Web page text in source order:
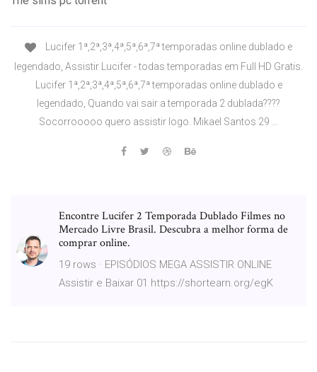
Lucifer 1ª,2ª,3ª,4ª,5ª,6ª,7ª temporadas online dublado e
legendado, Assistir Lucifer - todas temporadas em Full HD Gratis.
Lucifer 1ª,2ª,3ª,4ª,5ª,6ª,7ª temporadas online dublado e
legendado, Quando vai sair a temporada 2 dublada????
Socorrooooo quero assistir logo. Mikael Santos 29 …
Encontre Lucifer 2 Temporada Dublado Filmes no
Mercado Livre Brasil. Descubra a melhor forma de
comprar online.
19 rows · EPISÓDIOS MEGA ASSISTIR ONLINE
Assistir e Baixar 01 https://shortearn.org/egK